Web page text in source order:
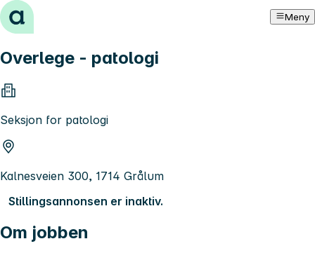
Hopp til innhold Meny
Overlege - patologi
Seksjon for patologi
Kalnesveien 300, 1714 Grålum
Stillingsannonsen er inaktiv.
Om jobben